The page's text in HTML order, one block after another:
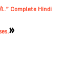
Complete Hindi
»